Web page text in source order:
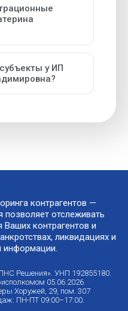
у ИП
контрагентов —
позволяет отслеживать
контрагентов и
ликвидациях и
информации.
Решения». УНП 192855180.
05.06.2026
Хоружей, 29, пом. 307
ПН-ПТ 09:00–17:00.